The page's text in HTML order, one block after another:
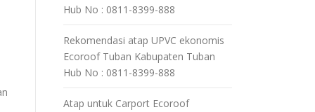
Hub No : 0811-8399-888
Rekomendasi atap UPVC ekonomis
Ecoroof Tuban Kabupaten Tuban
Hub No : 0811-8399-888
Atap untuk Carport Ecoroof